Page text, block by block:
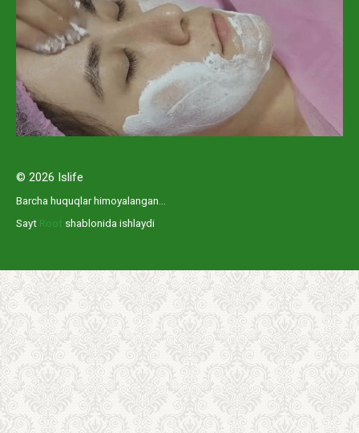
© 2026 Islife
Barcha huquqlar himoyalangan...
Sayt Root shablonida ishlaydi